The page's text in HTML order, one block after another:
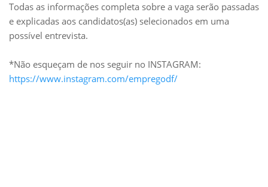
Todas as informações completa sobre a vaga serão passadas
e explicadas aos candidatos(as) selecionados em uma
possível entrevista.
*Não esqueçam de nos seguir no INSTAGRAM:
https://www.instagram.com/empregodf/